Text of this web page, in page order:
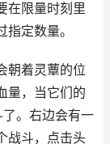
在限量时刻里
定数量。
朝着灵蕈的位
量，当它们的
。右边会有一
战斗，点击头